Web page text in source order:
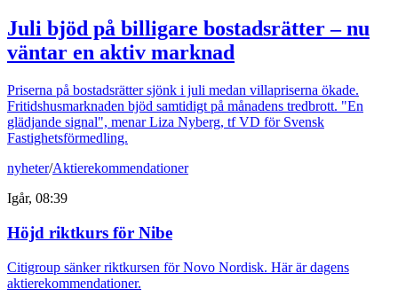
Juli bjöd på billigare bostadsrätter – nu
väntar en aktiv marknad
Priserna på bostadsrätter sjönk i juli medan villapriserna ökade.
Fritidshusmarknaden bjöd samtidigt på månadens tredbrott. "En
glädjande signal", menar Liza Nyberg, tf VD för Svensk
Fastighetsförmedling.
nyheter/Aktierekommendationer
Igår, 08:39
Höjd riktkurs för Nibe
Citigroup sänker riktkursen för Novo Nordisk. Här är dagens
aktierekommendationer.